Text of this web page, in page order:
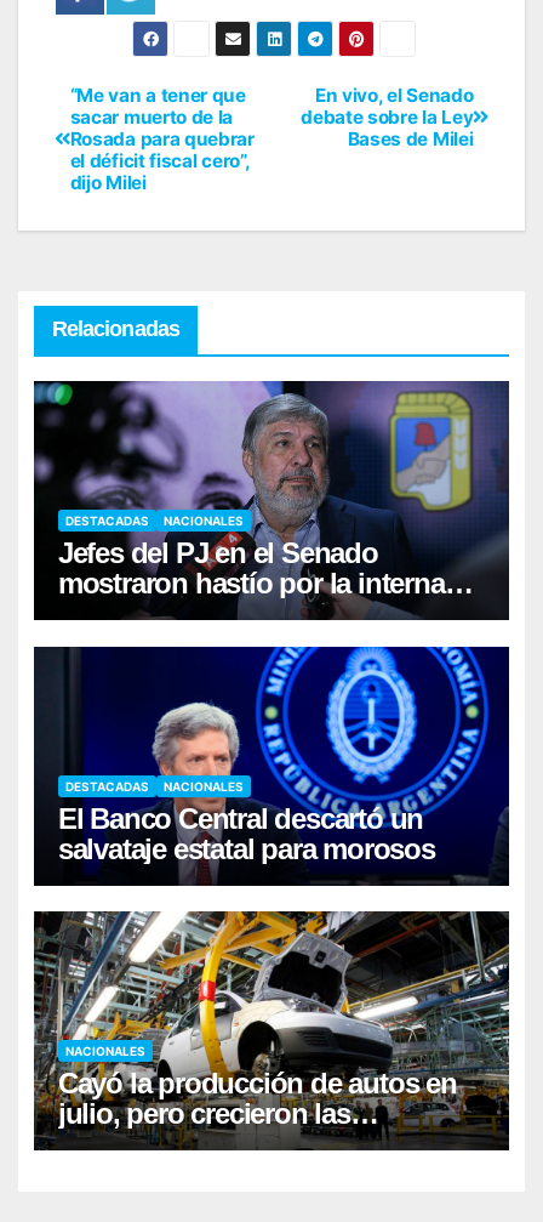
En vivo, el Senado
debate sobre la Ley
Bases de Milei
“Me van a tener que
sacar muerto de la
Rosada para quebrar
el déficit fiscal cero”,
dijo Milei
Relacionadas
DESTACADAS NACIONALES
Jefes del PJ en el Senado
mostraron hastío por la interna
Kicillof-Máximo Kirchner
DESTACADAS NACIONALES
El Banco Central descartó un
salvataje estatal para morosos
NACIONALES
Cayó la producción de autos en
julio, pero crecieron las
exportaciones